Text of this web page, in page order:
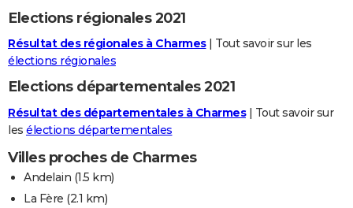
Elections régionales 2021
Résultat des régionales à Charmes| Tout savoir sur les
élections régionales
Elections départementales 2021
Résultat des départementales à Charmes| Tout savoir sur
les élections départementales
Villes proches de Charmes
Andelain (1.5 km)
La Fère (2.1 km)